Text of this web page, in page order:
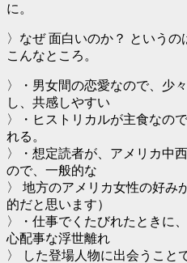
に。
〉なぜ 面白いのか？ というの
こんなところ。
〉・男女間の恋愛なので、少
し、共感しやすい
〉・ヒストリカルが主食なの
れる。
〉・想定読者が、アメリカ中
ので、一般的な
〉 地方のアメリカ女性の好み
的だと思います）
〉・仕事でくたびれたときに
心配事な浮世離れ
〉 した登場人物に出会うこと